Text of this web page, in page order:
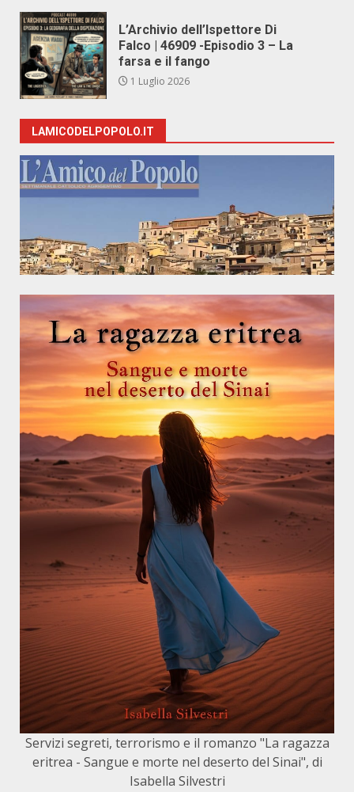
L’Archivio dell’Ispettore Di
Falco | 46909 -Episodio 3 – La
farsa e il fango
1 Luglio 2026
LAMICODELPOPOLO.IT
Servizi segreti, terrorismo e il romanzo "La ragazza
eritrea - Sangue e morte nel deserto del Sinai", di
Isabella Silvestri